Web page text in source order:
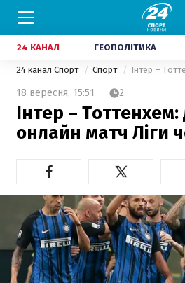
24 КАНАЛ ГЕОПОЛІТИКА
24 канал Спорт Спорт
18 вересня, 15:51 2
Інтер –
онлайн матч Ліги